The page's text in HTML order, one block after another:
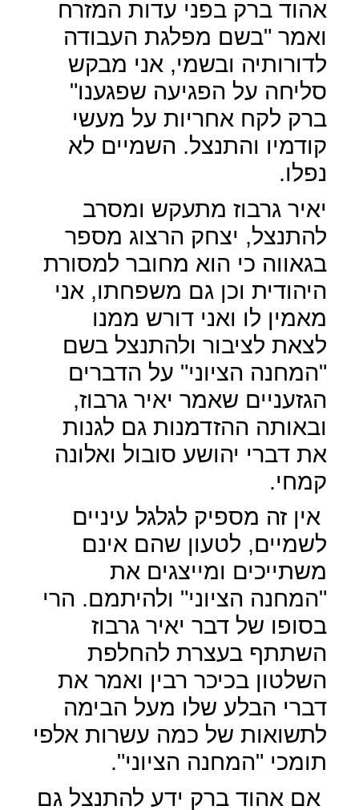
אהוד ברק בפני עדות המזרח
ואמר "בשם מפלגת העבודה
לדורותיה ובשמי, אני מבקש
סליחה על הפגיעה שפגענו"
ברק לקח אחריות על מעשי
קודמיו והתנצל. השמיים לא
נפלו.
יאיר גרבוז מתעקש ומסרב
להתנצל, יצחק הרצוג מספר
בגאווה כי הוא מחובר למסורת
היהודית וכן גם משפחתו, אני
מאמין לו ואני דורש ממנו
לצאת לציבור ולהתנצל בשם
"המחנה הציוני" על הדברים
הגזעניים שאמר יאיר גרבוז,
ובאותה ההזדמנות גם לגנות
את דברי יהושע סובול ואלונה
קמחי.
אין זה מספיק לגלגל עיניים
לשמיים, לטעון שהם אינם
משתייכים ומייצגים את
"המחנה הציוני" ולהיתמם. הרי
בסופו של דבר יאיר גרבוז
השתתף בעצרת להחלפת
השלטון בכיכר רבין ואמר את
דברי הבלע שלו מעל הבימה
לתשואות של כמה עשרות אלפי
תומכי "המחנה הציוני".
אם אהוד ברק ידע להתנצל גם